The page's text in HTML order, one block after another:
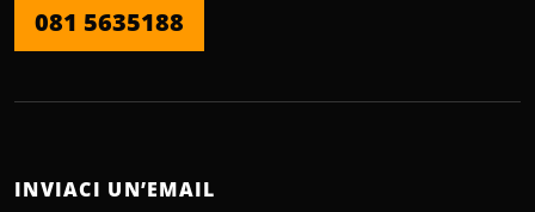
081 5635188
INVIACI UN’EMAIL